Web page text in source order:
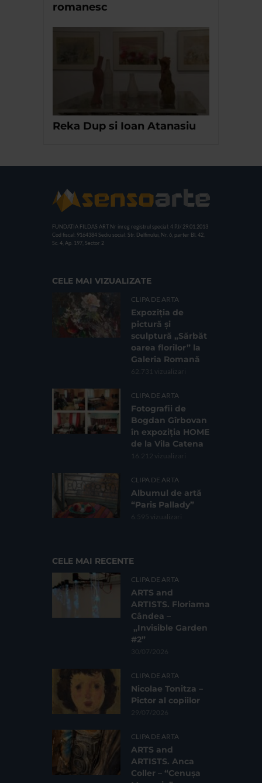
romanesc
Reka Dup si Ioan Atanasiu
FUNDATIA FILDAS ART Nr inreg registrul special: 4 PJ/ 29.01.2013
Cod fiscal: 9164384 Sediu social: Str. Delfinului, Nr. 6, parter Bl. 42,
Sc. 4, Ap. 197, Sector 2
CELE MAI VIZUALIZATE
CLIPA DE ARTA
Expoziția de
pictură și
sculptură „Sărbăt
oarea florilor” la
Galeria Romană
62.731 vizualizari
CLIPA DE ARTA
Fotografii de
Bogdan Gîrbovan
în expoziția HOME
de la Vila Catena
16.212 vizualizari
CLIPA DE ARTA
Albumul de artă
“Paris Pallady”
6.595 vizualizari
CELE MAI RECENTE
CLIPA DE ARTA
ARTS and
ARTISTS. Floriama
Cândea –
„Invisible Garden
#2”
30/07/2026
CLIPA DE ARTA
Nicolae Tonitza –
Pictor al copiilor
29/07/2026
CLIPA DE ARTA
ARTS and
ARTISTS. Anca
Coller – “Cenușa